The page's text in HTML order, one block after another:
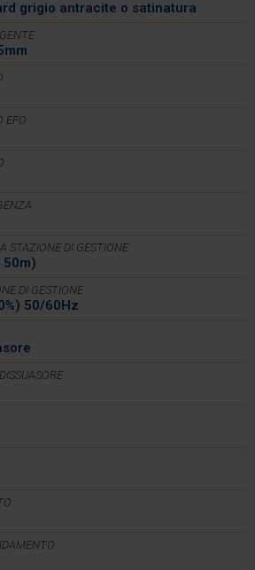
grigio antracite o satinatura
EFO
STAZIONE DI GESTIONE
50m)
DI GESTIONE
50/60Hz